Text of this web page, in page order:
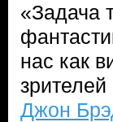
«Задача
нас как
зрителей
Джон